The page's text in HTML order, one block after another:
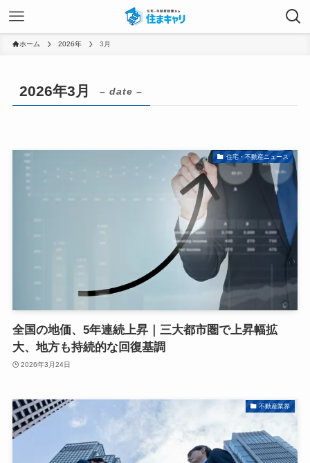
ホーム 2026年 3月
2026年3月 – date –
住宅・不動産ニュース
全国の地価、5年連続上昇｜三大都市圏で上昇幅拡
大、地方も持続的な回復基調
2026年3月24日
不動産業界